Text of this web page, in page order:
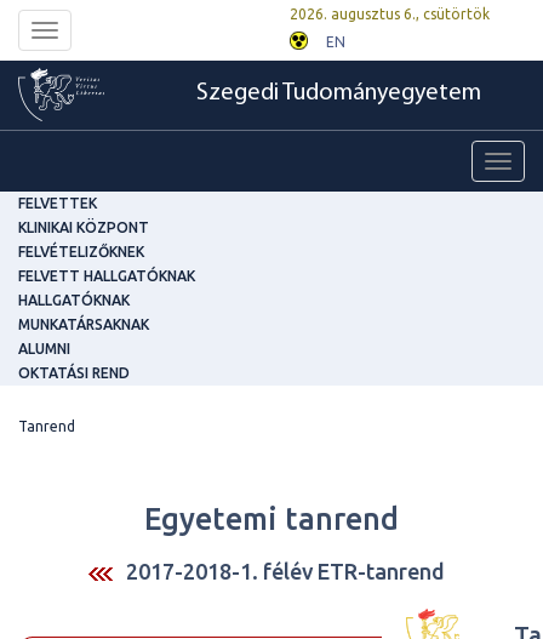
Toggle
navigation
2026. augusztus 6., csütörtök
EN
Szegedi Tudományegyetem
FELVETTEK
KLINIKAI KÖZPONT
FELVÉTELIZŐKNEK
FELVETT HALLGATÓKNAK
HALLGATÓKNAK
MUNKATÁRSAKNAK
ALUMNI
OKTATÁSI REND
Tanrend
Egyetemi tanrend
2017-2018-1. félév ETR-tanrend